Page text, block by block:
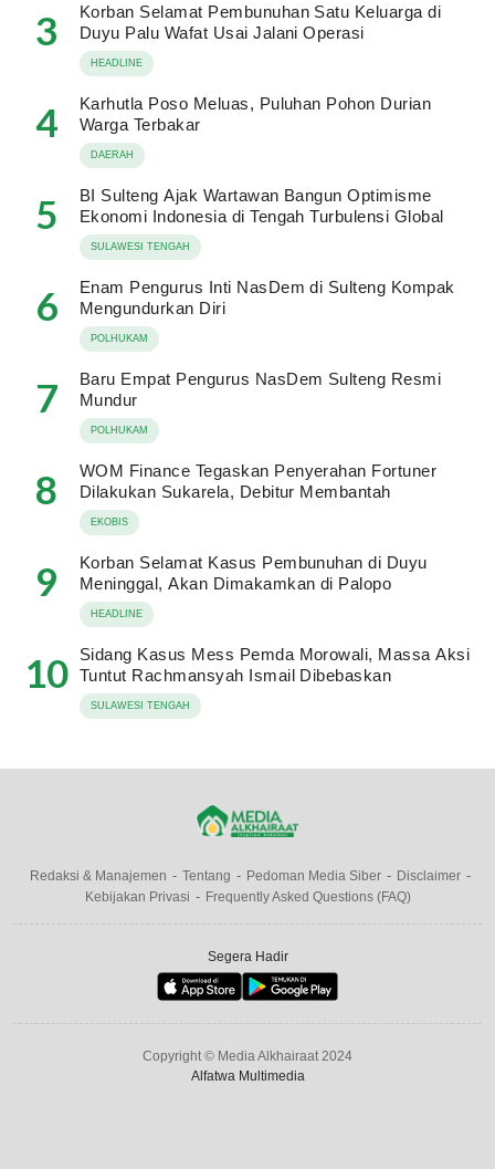
3
Korban Selamat Pembunuhan Satu Keluarga di
Duyu Palu Wafat Usai Jalani Operasi
HEADLINE
4
Karhutla Poso Meluas, Puluhan Pohon Durian
Warga Terbakar
DAERAH
5
BI Sulteng Ajak Wartawan Bangun Optimisme
Ekonomi Indonesia di Tengah Turbulensi Global
SULAWESI TENGAH
6
Enam Pengurus Inti NasDem di Sulteng Kompak
Mengundurkan Diri
POLHUKAM
7
Baru Empat Pengurus NasDem Sulteng Resmi
Mundur
POLHUKAM
8
WOM Finance Tegaskan Penyerahan Fortuner
Dilakukan Sukarela, Debitur Membantah
EKOBIS
9
Korban Selamat Kasus Pembunuhan di Duyu
Meninggal, Akan Dimakamkan di Palopo
HEADLINE
10
Sidang Kasus Mess Pemda Morowali, Massa Aksi
Tuntut Rachmansyah Ismail Dibebaskan
SULAWESI TENGAH
Redaksi & Manajemen Tentang Pedoman Media Siber
Disclaimer
Kebijakan Privasi
Frequently Asked Questions (FAQ)
Segera Hadir
Copyright © Media Alkhairaat 2024
Alfatwa Multimedia